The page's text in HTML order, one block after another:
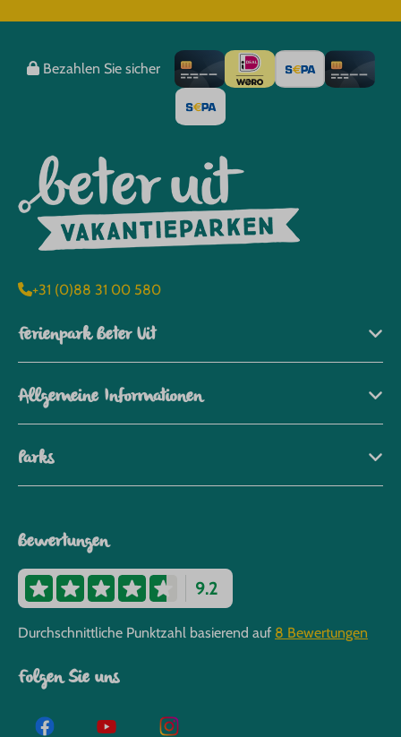
Bezahlen Sie sicher
+31 (0)88 31 00 580
Ferienpark Beter Uit
Allgemeine Informationen
Parks
Bewertungen
9.2
Durchschnittliche Punktzahl basierend auf 8 Bewertungen
Folgen Sie uns